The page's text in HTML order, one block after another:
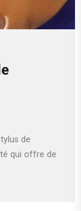
de
qui offre de